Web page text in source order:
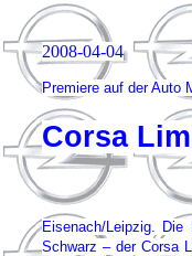
2008-04-04
Premiere auf der Auto
Corsa
Eisenach/Leipzig.
Schwarz – der Corsa